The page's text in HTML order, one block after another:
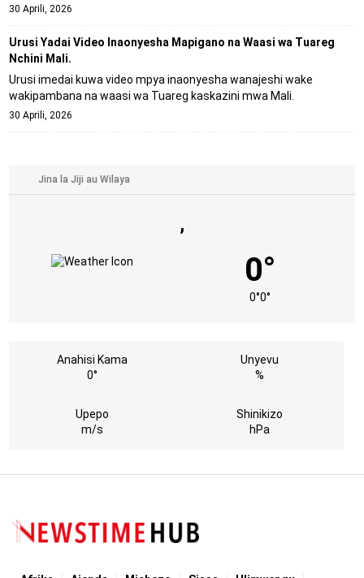
30 Aprili, 2026
Urusi Yadai Video Inaonyesha Mapigano na Waasi wa Tuareg
Nchini Mali.
Urusi imedai kuwa video mpya inaonyesha wanajeshi wake
wakipambana na waasi wa Tuareg kaskazini mwa Mali.
30 Aprili, 2026
,
0°
0°0°
Anahisi Kama
0°
Unyevu
%
Upepo
m/s
Shinikizo
hPa